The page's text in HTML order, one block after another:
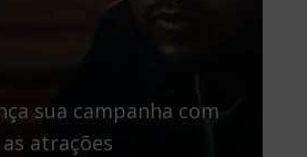
sua campanha com
atrações